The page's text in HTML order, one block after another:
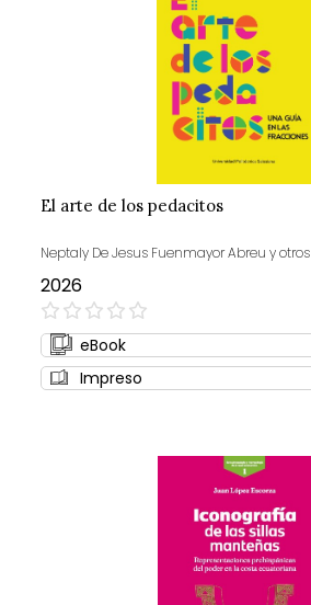
El arte de los pedacitos
Neptaly De Jesus Fuenmayor Abreu y otros
2026
0%
eBook
Impreso